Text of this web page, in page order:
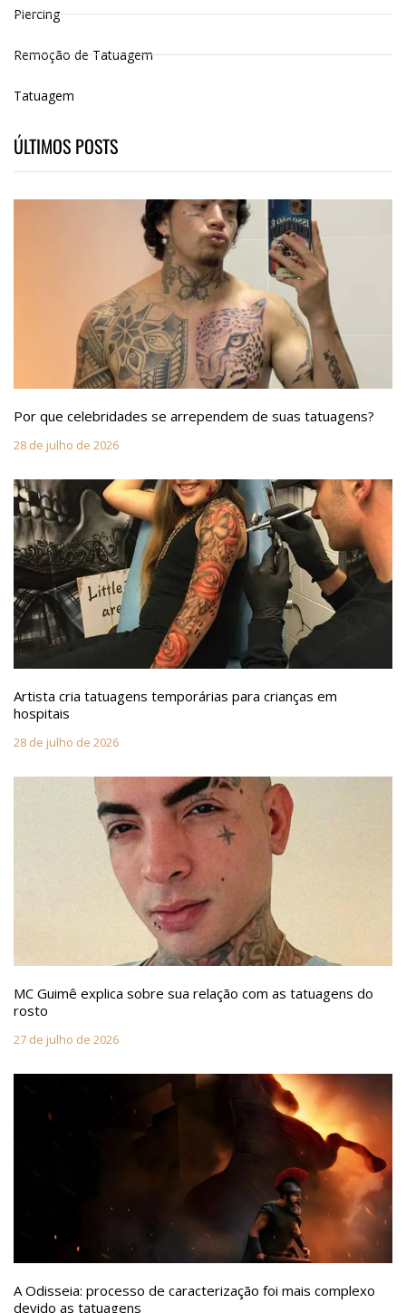
Piercing
Remoção de Tatuagem
Tatuagem
ÚLTIMOS POSTS
Por que celebridades se arrependem de suas tatuagens?
28 de julho de 2026
Artista cria tatuagens temporárias para crianças em
hospitais
28 de julho de 2026
MC Guimê explica sobre sua relação com as tatuagens do
rosto
27 de julho de 2026
A Odisseia: processo de caracterização foi mais complexo
devido as tatuagens